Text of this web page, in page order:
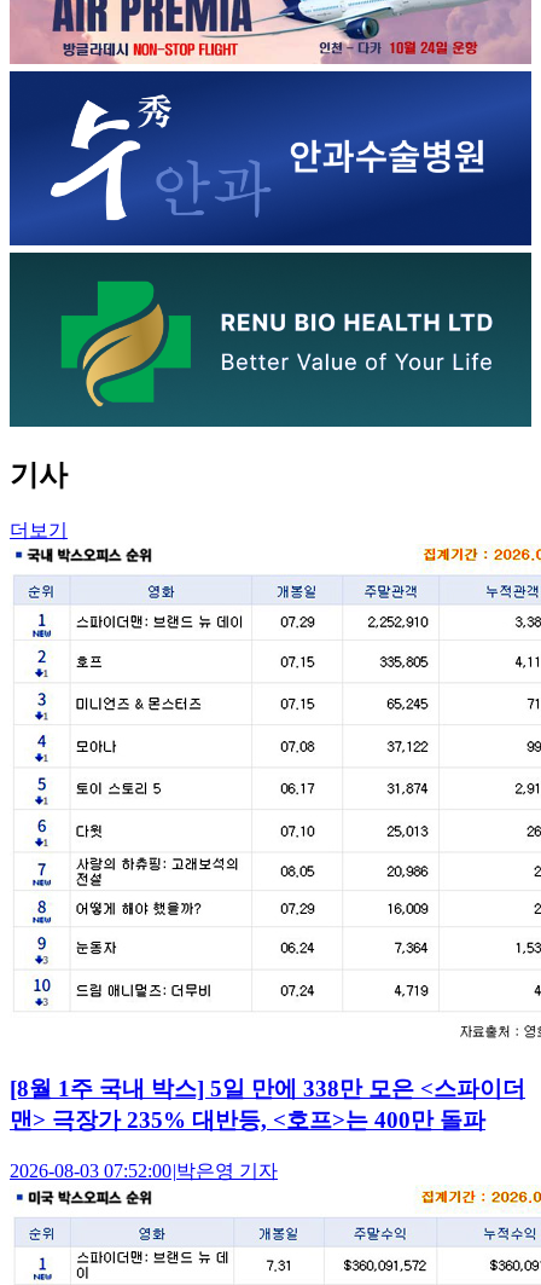
기사
더보기
[8월 1주 국내 박스] 5일 만에 338만 모은 <스파이더
맨> 극장가 235% 대반등, <호프>는 400만 돌파
2026-08-03 07:52:00|박은영 기자